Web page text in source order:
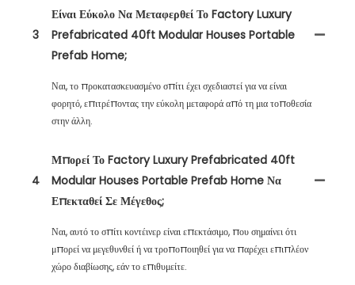
3
Είναι Εύκολο Να Μεταφερθεί Το Factory Luxury
Prefabricated 40ft Modular Houses Portable
Prefab Home;
Ναι, το προκατασκευασμένο σπίτι έχει σχεδιαστεί για να είναι
φορητό, επιτρέποντας την εύκολη μεταφορά από τη μια τοποθεσία
στην άλλη.
4
Μπορεί Το Factory Luxury Prefabricated 40ft
Modular Houses Portable Prefab Home Να
Επεκταθεί Σε Μέγεθος;
Ναι, αυτό το σπίτι κοντέινερ είναι επεκτάσιμο, που σημαίνει ότι
μπορεί να μεγεθυνθεί ή να τροποποιηθεί για να παρέχει επιπλέον
χώρο διαβίωσης, εάν το επιθυμείτε.